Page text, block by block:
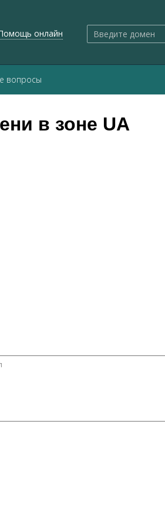
онлайн
вопросы
в зоне UA